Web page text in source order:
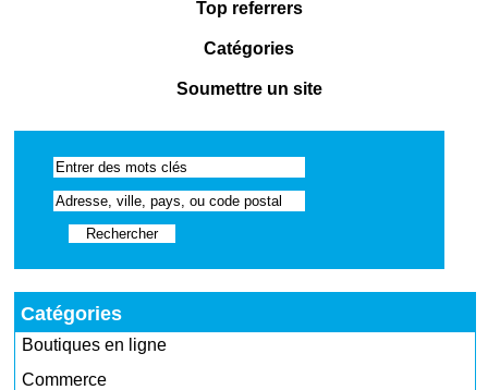
Top referrers
Catégories
Soumettre un site
Catégories
Boutiques en ligne
Commerce